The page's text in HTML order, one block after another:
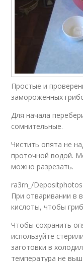
Простые и
замороженных
Для начала
сомнительные.
Чистить опята не
проточной водой.
можно разрезать.
ra3rn_/
При отваривании в
кислоты, чтобы
Чтобы сохранить
используйте
заготовки в
температура не